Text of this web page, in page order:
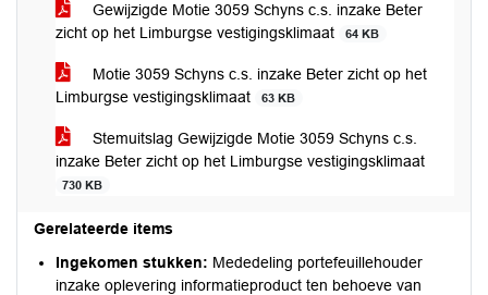
Gewijzigde Motie 3059 Schyns c.s. inzake Beter
zicht op het Limburgse vestigingsklimaat
64 KB
Motie 3059 Schyns c.s. inzake Beter zicht op het
Limburgse vestigingsklimaat
63 KB
Stemuitslag Gewijzigde Motie 3059 Schyns c.s.
inzake Beter zicht op het Limburgse vestigingsklimaat
730 KB
Gerelateerde items
Ingekomen stukken: Mededeling portefeuillehouder
inzake oplevering informatieproduct ten behoeve van